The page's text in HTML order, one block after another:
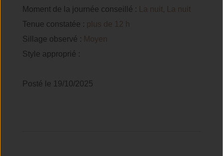
Moment de la journée conseillé :
La nuit, La nuit
Tenue constatée : plus de 12 h
Sillage observé : Moyen
Style approprié :
Posté le 19/10/2025